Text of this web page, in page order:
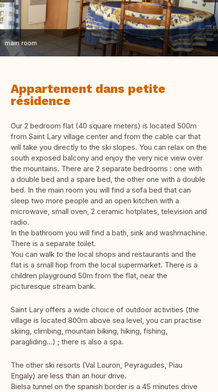
main room
Appartement dans petite
résidence
Our 2 bedroom flat (40 square meters) is located 500m
from Saint Lary village center and from the cable car that
will take you directly to the ski slopes. You can relax on the
south exposed balcony and enjoy the very nice view over
the mountains. There are 2 separate bedrooms : one with
a double bed and a spare bed, the other one with a double
bed. In the main room you will find a sofa bed that can
sleep two more people and an open kitchen with a
microwave, small oven, 2 ceramic hotplates, television and
radio.
In the bathroom you will find a bath, sink and washmachine.
There is a separate toilet.
You can walk to the local shops and restaurants and the
flat is a small hop from the local supermarket. There is a
children playground 50m from the flat, near the
picturesque stream bank.
Saint Lary offers a wide choice of outdoor activities (the
village is located 800m above sea level, you can practise
skiing, climbing, mountain biking, hiking, fishing,
paragliding...) ; there is also a spa.
The other ski resorts (Val Louron, Peyragudes, Piau
Engaly) are less than an hour drive.
Bielsa tunnel on the spanish border is a 45 minutes drive